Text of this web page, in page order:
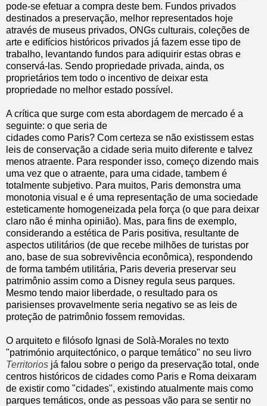
pode-se efetuar a compra deste bem. Fundos privados
destinados a preservação, melhor representados hoje
através de museus privados, ONGs culturais, coleções de
arte e edifícios históricos privados já fazem esse tipo de
trabalho, levantando fundos para adiquirir estas obras e
conservá-las. Sendo propriedade privada, ainda, os
proprietários tem todo o incentivo de deixar esta
propriedade no melhor estado possível.
A crítica que surge com esta abordagem de mercado é a
seguinte: o que seria de
cidades como Paris? Com certeza se não existissem estas
leis de conservação a cidade seria muito diferente e talvez
menos atraente. Para responder isso, começo dizendo mais
uma vez que o atraente, para uma cidade, tambem é
totalmente subjetivo. Para muitos, Paris demonstra uma
monotonia visual e é uma representação de uma sociedade
esteticamente homogeneizada pela força (o que para deixar
claro não é minha opinião). Mas, para fins de exemplo,
considerando a estética de Paris positiva, resultante de
aspectos utilitários (de que recebe milhões de turistas por
ano, base de sua sobrevivência econômica), respondendo
de forma também utilitária, Paris deveria preservar seu
patrimônio assim como a Disney regula seus parques.
Mesmo tendo maior liberdade, o resultado para os
parisienses provavelmente seria negativo se as leis de
proteção de patrimônio fossem removidas.
O arquiteto e filósofo Ignasi de Solà-Morales no texto
"património arquitectónico, o parque temático" no seu livro
Territorios já falou sobre o perigo da preservação total, onde
centros históricos de cidades como Paris e Roma deixaram
de existir como "cidades", existindo atualmente mais como
parques temáticos, onde as pessoas vão para se sentir no